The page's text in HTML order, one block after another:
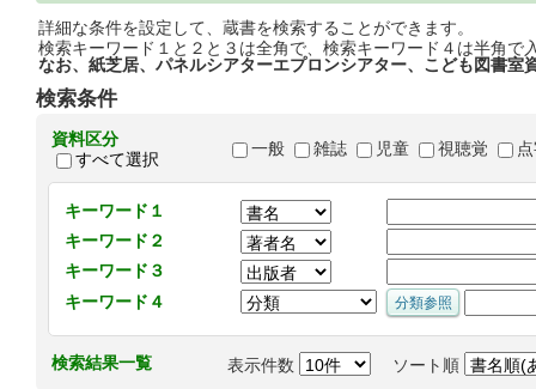
詳細な条件を設定して、蔵書を検索することができます。
検索キーワード１と２と３は全角で、検索キーワード４は半角で
なお、紙芝居、パネルシアターエプロンシアター、こども図書室
検索条件
資料区分
すべて選択
一般 雑誌 児童 視聴覚
キーワード１
キーワード２
キーワード３
キーワード４
検索結果一覧 表示件数 ソート順